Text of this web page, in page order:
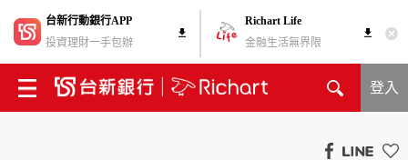
台新行動銀行APP
投資理財一手包辦
Richart Life
金融生活無界限
登入